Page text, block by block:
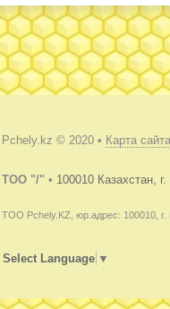
Pchely.kz © 2020 • Карта сайта
TOO "/" • 100010 Казахстан,
ТОО Pchely.KZ, юр.адрес: 100010, г.
Select Language ▼